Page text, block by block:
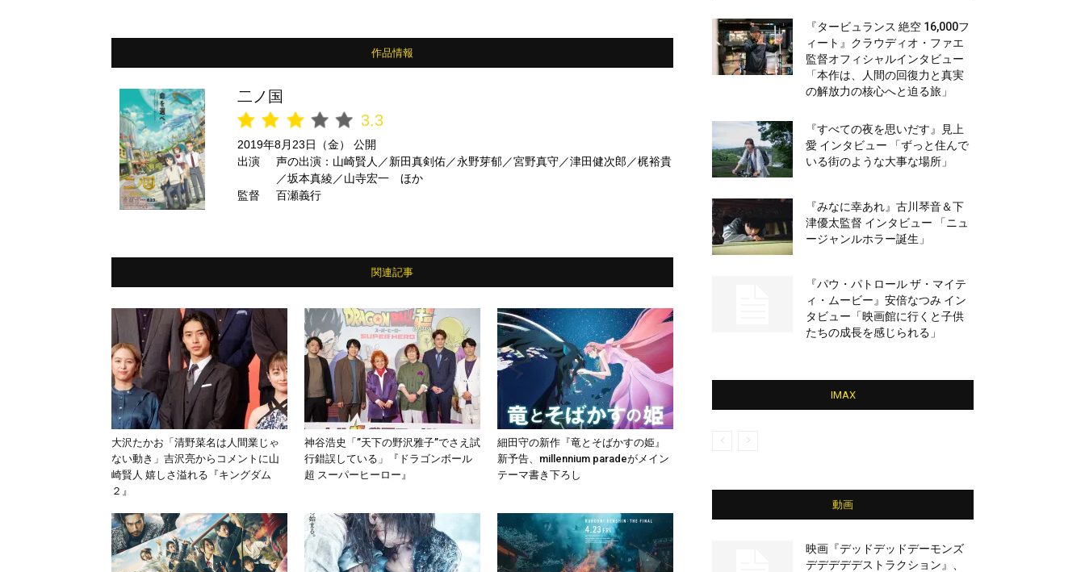
作品情報
二ノ国
3.3
2019年8月23日（金） 公開
出演
声の出演：山崎賢人／新田真剣佑／永野芽郁／宮野真守／津田健次郎／梶裕貴
／坂本真綾／山寺宏一 ほか
監督
百瀬義行
関連記事
大沢たかお「清野菜名は人間業じゃ
ない動き」吉沢亮からコメントに山
崎賢人 嬉しさ溢れる『キングダム
２』
神谷浩史「”天下の野沢雅子”でさえ試
行錯誤している」『ドラゴンボール
超 スーパーヒーロー』
細田守の新作『竜とそばかすの姫』
新予告、millennium paradeがメイン
テーマ書き下ろし
『タービュランス 絶空 16,000フ
ィート』クラウディオ・ファエ
監督オフィシャルインタビュー
「本作は、人間の回復力と真実
の解放力の核心へと迫る旅」
『すべての夜を思いだす』見上
愛 インタビュー 「ずっと住んで
いる街のような大事な場所」
『みなに幸あれ』古川琴音＆下
津優太監督 インタビュー 「ニュ
ージャンルホラー誕生」
『パウ・パトロール ザ・マイテ
ィ・ムービー』安倍なつみ イン
タビュー「映画館に行くと子供
たちの成長を感じられる」
IMAX
動画
映画『デッドデッドデーモンズ
デデデデデストラクション』、